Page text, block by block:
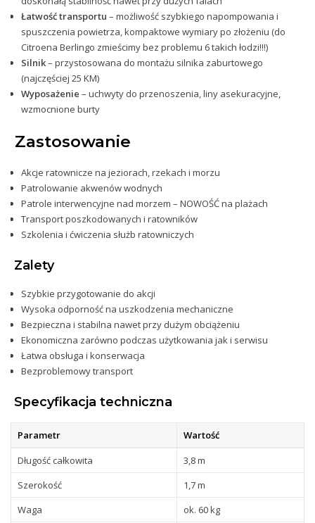
Łatwość transportu – możliwość szybkiego napompowania i
spuszczenia powietrza, kompaktowe wymiary po złożeniu (do
Citroena Berlingo zmieścimy bez problemu 6 takich łodzi!!!)
Silnik– przystosowana do montażu silnika zaburtowego
(najczęściej 25 KM)
Wyposażenie – uchwyty do przenoszenia, liny asekuracyjne,
wzmocnione burty
Zastosowanie
Akcje ratownicze na jeziorach, rzekach i morzu
Patrolowanie akwenów wodnych
Patrole interwencyjne nad morzem – NOWOŚĆ na plażach
Transport poszkodowanych i ratowników
Szkolenia i ćwiczenia służb ratowniczych
Zalety
Szybkie przygotowanie do akcji
Wysoka odporność na uszkodzenia mechaniczne
Bezpieczna i stabilna nawet przy dużym obciążeniu
Ekonomiczna zarówno podczas użytkowania jak i serwisu
Łatwa obsługa i konserwacja
Bezproblemowy transport
Specyfikacja techniczna
Parametr
Wartość
Długość całkowita
3,8 m
Szerokość
1,7 m
Waga
ok. 60 kg